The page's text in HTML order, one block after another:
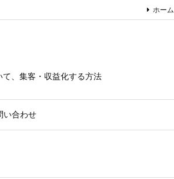
、集客・収益化する方法
い合わせ
ホーム